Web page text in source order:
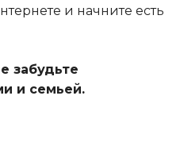
и начните есть
забудьте
и семьей.